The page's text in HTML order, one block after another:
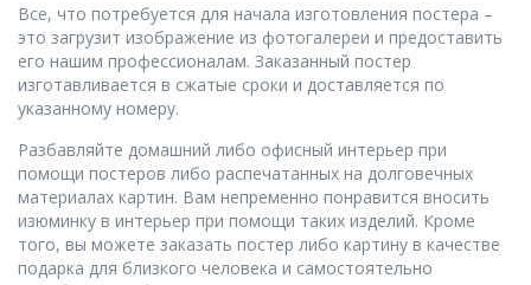
Все, что потребуется для начала изготовления постера –
это загрузит изображение из фотогалереи и предоставить
его нашим профессионалам. Заказанный постер
изготавливается в сжатые сроки и доставляется по
указанному номеру.
Разбавляйте домашний либо офисный интерьер при
помощи постеров либо распечатанных на долговечных
материалах картин. Вам непременно понравится вносить
изюминку в интерьер при помощи таких изделий. Кроме
того, вы можете заказать постер либо картину в качестве
подарка для близкого человека и самостоятельно